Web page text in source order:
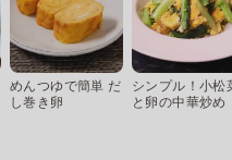
めんつゆで簡単 だ
し巻き卵
シンプル！小松
と卵の中華炒め